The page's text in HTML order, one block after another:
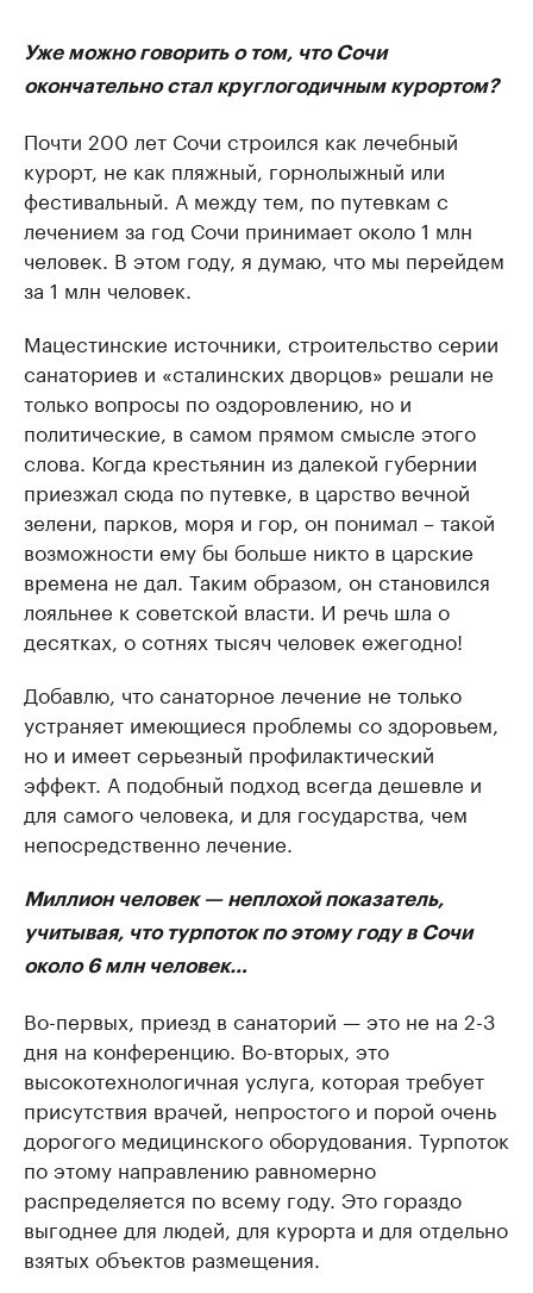
Уже можно говорить о том, что Сочи
окончательно стал круглогодичным курортом?
Почти 200 лет Сочи строился как лечебный
курорт, не как пляжный, горнолыжный или
фестивальный. А между тем, по путевкам с
лечением за год Сочи принимает около 1 млн
человек. В этом году, я думаю, что мы перейдем
за 1 млн человек.
Мацестинские источники, строительство серии
санаториев и «сталинских дворцов» решали не
только вопросы по оздоровлению, но и
политические, в самом прямом смысле этого
слова. Когда крестьянин из далекой губернии
приезжал сюда по путевке, в царство вечной
зелени, парков, моря и гор, он понимал – такой
возможности ему бы больше никто в царские
времена не дал. Таким образом, он становился
лояльнее к советской власти. И речь шла о
десятках, о сотнях тысяч человек ежегодно!
Добавлю, что санаторное лечение не только
устраняет имеющиеся проблемы со здоровьем,
но и имеет серьезный профилактический
эффект. А подобный подход всегда дешевле и
для самого человека, и для государства, чем
непосредственно лечение.
Миллион человек — неплохой показатель,
учитывая, что турпоток по этому году в Сочи
около 6 млн человек…
Во-первых, приезд в санаторий — это не на 2-3
дня на конференцию. Во-вторых, это
высокотехнологичная услуга, которая требует
присутствия врачей, непростого и порой очень
дорогого медицинского оборудования. Турпоток
по этому направлению равномерно
распределяется по всему году. Это гораздо
выгоднее для людей, для курорта и для отдельно
взятых объектов размещения.